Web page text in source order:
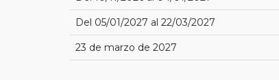
Del 05/01/2027 al 22/03/2027
23 de marzo de 2027